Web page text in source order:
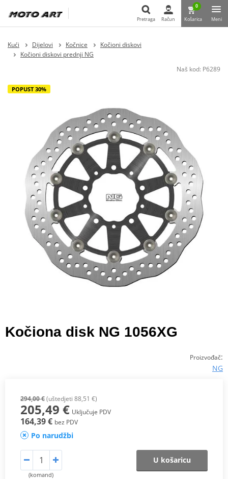
Pretraga Račun
0
Košarica Meni
Kući Dijelovi Kočnice
Kočioni diskovi
Kočioni diskovi prednji NG
Naš kod: P6289
POPUST 30%
Kočiona disk NG 1056XG
Proizvođač:
NG
294,00 €(uštedjeti 88,51 €)
205,49 € Uključuje PDV
164,39 € bez PDV
Po narudžbi
(komand)
U košaricu